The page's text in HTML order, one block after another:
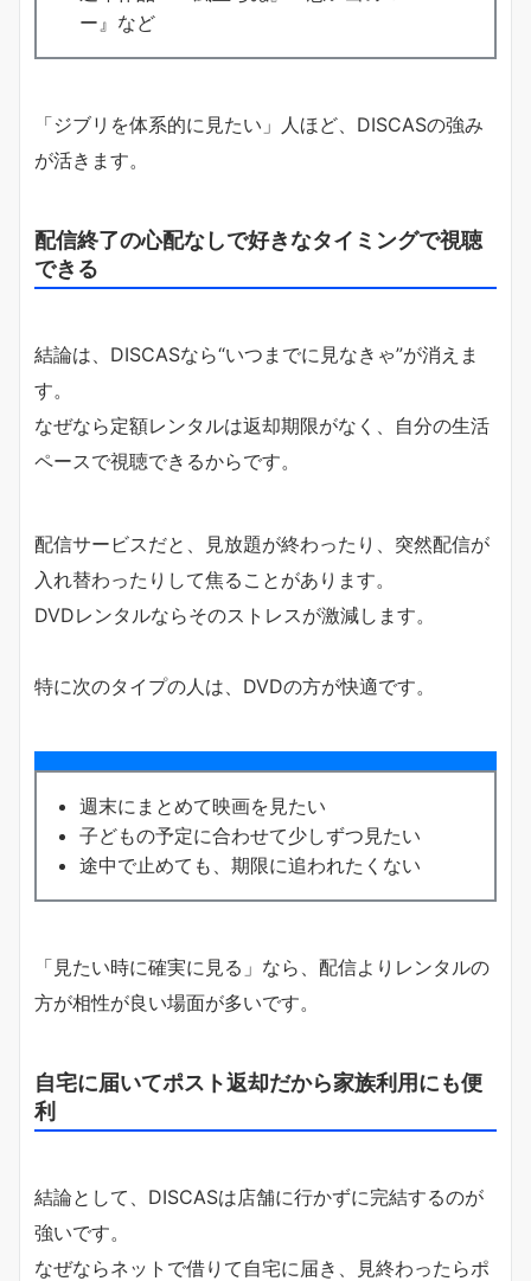
ー』など
「ジブリを体系的に見たい」人ほど、DISCASの強み
が活きます。
配信終了の心配なしで好きなタイミングで視聴
できる
結論は、DISCASなら“いつまでに見なきゃ”が消えま
す。
なぜなら定額レンタルは返却期限がなく、自分の生活
ペースで視聴できるからです。
配信サービスだと、見放題が終わったり、突然配信が
入れ替わったりして焦ることがあります。
DVDレンタルならそのストレスが激減します。
特に次のタイプの人は、DVDの方が快適です。
週末にまとめて映画を見たい
子どもの予定に合わせて少しずつ見たい
途中で止めても、期限に追われたくない
「見たい時に確実に見る」なら、配信よりレンタルの
方が相性が良い場面が多いです。
自宅に届いてポスト返却だから家族利用にも便
利
結論として、DISCASは店舗に行かずに完結するのが
強いです。
なぜならネットで借りて自宅に届き、見終わったらポ